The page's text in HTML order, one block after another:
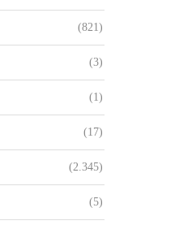
(821)
(3)
(1)
(17)
(2.345)
(5)